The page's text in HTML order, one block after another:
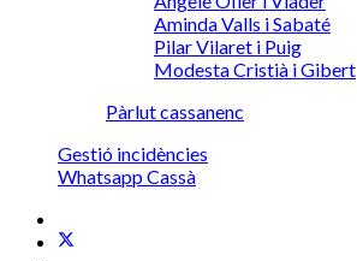
Aminda Valls i Sabaté
Pilar Vilaret i Puig
Modesta Cristià i Gibert
Pàrlut cassanenc
Gestió incidències
Whatsapp Cassà